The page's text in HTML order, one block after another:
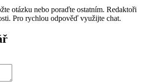
otázku nebo poraďte ostatním. Redaktoři
Pro rychlou odpověď využijte chat.